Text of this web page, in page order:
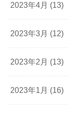
2023年4月 (13)
2023年3月 (12)
2023年2月 (13)
2023年1月 (16)